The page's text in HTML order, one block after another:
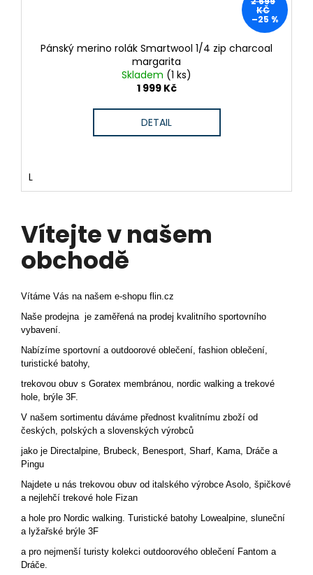
KČ
–25 %
Pánský merino rolák Smartwool 1/4 zip charcoal
margarita
Skladem (1 ks)
1 999 Kč
DETAIL
L
Vítejte v našem
obchodě
Vítáme Vás na našem e-shopu flin.cz
Naše prodejna je zaměřená na prodej kvalitního sportovního
vybavení.
Nabízíme sportovní a outdoorové oblečení, fashion oblečení,
turistické batohy,
trekovou obuv s Goratex membránou, nordic walking a trekové
hole, brýle 3F.
V našem sortimentu dáváme přednost kvalitnímu zboží od
českých, polských a slovenských výrobců
jako je Directalpine, Brubeck, Benesport, Sharf, Kama, Dráče a
Pingu
Najdete u nás trekovou obuv od italského výrobce Asolo, špičkové
a nejlehčí trekové hole Fizan
a hole pro Nordic walking. Turistické batohy Lowealpine, sluneční
a lyžařské brýle 3F
a pro nejmenší turisty kolekci outdoorového oblečení Fantom a
Dráče.